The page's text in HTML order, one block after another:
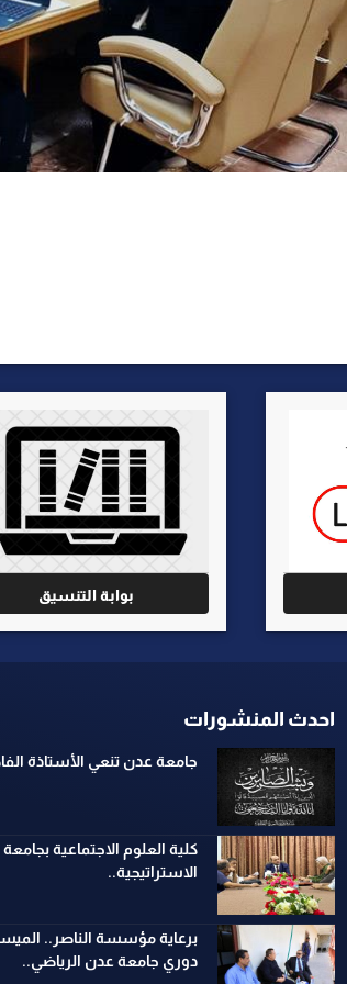
بوابة التنسيق
احدث المنشورات
جامعة عدن تنعي الأستاذة
كلية العلوم الاجتماعية
الاستراتيجية..
برعاية مؤسسة الناصر..
دوري جامعة عدن الرياضي..